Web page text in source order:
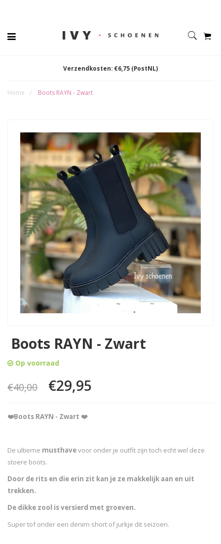
Verzendkosten: €6,75 (PostNL)
Home / Boots RAYN - Zwart
Boots RAYN - Zwart
Op voorraad
€40,00 €29,95
❤️Boots RAYN - Zwart ❤️
De ultieme musthavevoor onder je outfit zijn toch echt wel deze
stoere boots.
Door de rits en die erin zit kan je ze makkelijk aan en uit
trekken.
De dikke zool is versierd met groeven.
Super tof onder een denim short of jurkje dit seizoen.